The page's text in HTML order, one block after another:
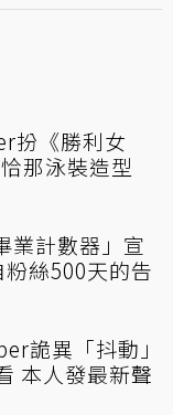
扮《勝利女
那泳裝造型
業計數器」宣
絲500天的告
詭異「抖動」
本人發最新聲